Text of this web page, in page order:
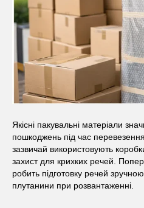
Якісні пакувальні матеріали
пошкоджень під час
зазвичай використовують
захист для крихких речей.
робить підготовку речей
плутанини при розвантаженні.